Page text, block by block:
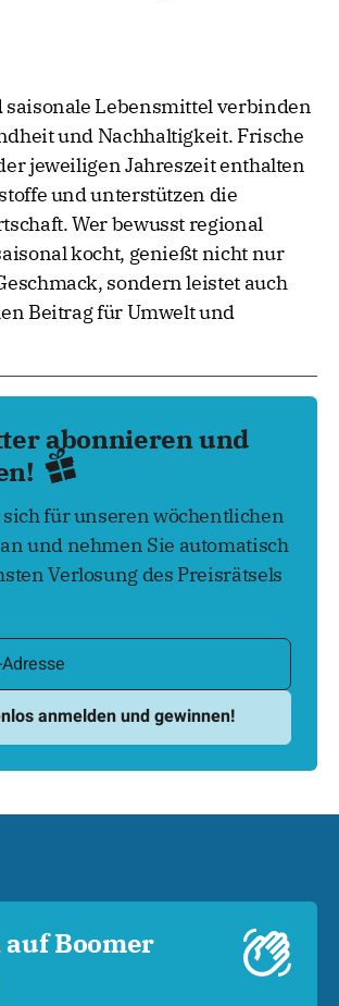
saisonale Lebensmittel verbinden
und Nachhaltigkeit. Frische
jeweiligen Jahreszeit enthalten
und unterstützen die
Wer bewusst regional
kocht, genießt nicht nur
sondern leistet auch
Beitrag für Umwelt und
abonnieren und
sich für unseren wöchentlichen
und nehmen Sie automatisch
Verlosung des Preisrätsels
Boomer